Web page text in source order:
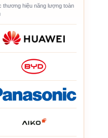
thương hiệu năng lượng toàn